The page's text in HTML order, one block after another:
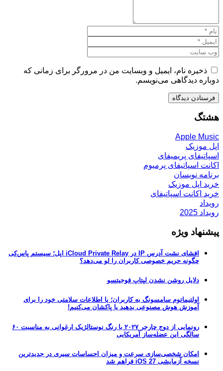
ذخیره نام، ایمیل و وبسایت من در مرورگر برای زمانی که
دوباره دیدگاهی می‌نویسم.
هشتگ
Apple Music
اپل موزیک
اسپاتیفای پریمیفای
اکانت اسپاتیفای پرمیوم
برنامه نویسان
خرید اپل موزیک
خرید اکانت اسپاتیفای
رویداد
رویداد 2025
پیشنهاد ویژه
افشای نشت آدرس IP در iCloud Private Relay اپل؛ سیستم پاس‌کی
چگونه حریم خصوصی کاربران را لو می‌دهد؟
دلایل روشن نشدن لپتاپ فوجیتسو
اولتیماتوم سامسونگ به کاربران؛ یا اطلاعات سلامتی خود را برای
آموزش هوش مصنوعی بدهید یا پاکشان می‌کنیم!
رونمایی از دوج چارجر ۲۰۲۷ با رنگ نوستالژیک ارغوانی به مناسبت ۶۰
سالگی این عضله‌ساز آمریکایی
امکان شخصی‌سازی سرعت و میزان احساسات سیری در جدیدترین
نسخه آزمایشی iOS 27 فراهم شد